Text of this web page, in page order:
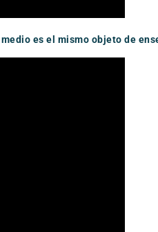
es el mismo objeto de